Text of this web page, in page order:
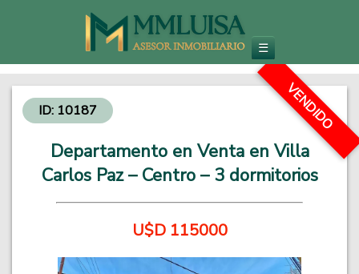
Inmobiliaria en Carlos Paz
Venta de Departamentos y Propiedades - Inversiones Inmobiliarias
☰
ID: 10187
Departamento en Venta en Villa
Carlos Paz – Centro – 3 dormitorios
U$D 115000
VENDIDO